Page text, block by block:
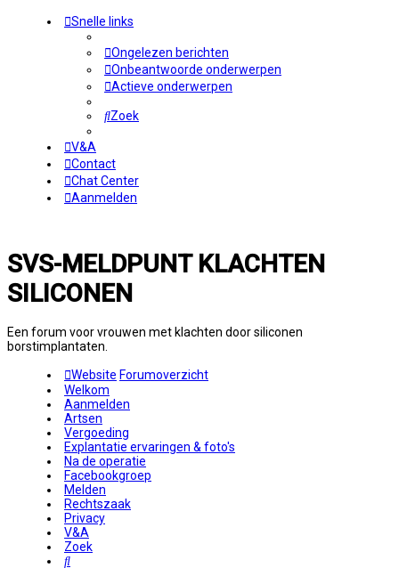
Snelle links
Ongelezen berichten
Onbeantwoorde onderwerpen
Actieve onderwerpen
Zoek
V&A
Contact
Chat Center
Aanmelden
SVS-MELDPUNT KLACHTEN
SILICONEN
Een forum voor vrouwen met klachten door siliconen
borstimplantaten.
Website Forumoverzicht
Welkom
Aanmelden
Artsen
Vergoeding
Explantatie ervaringen & foto's
Na de operatie
Facebookgroep
Melden
Rechtszaak
Privacy
V&A
Zoek
Zoek